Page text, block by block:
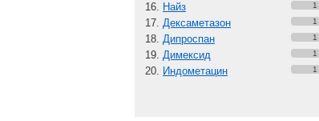
Найз 1
Дексаметазон 1
Дипроспан 1
Димексид 1
Индометацин 1